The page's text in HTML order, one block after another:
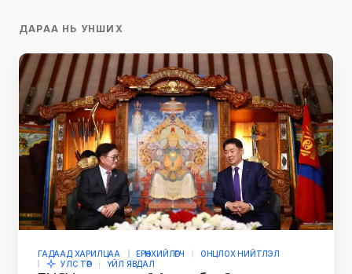
ДАРАА НЬ УНШИХ
ГАДААД ХАРИЛЦАА ЕРӨНХИЙЛӨГЧ
ОНЦЛОХ НИЙТЛЭЛ
УЛС ТӨР
ҮЙЛ ЯВДАЛ